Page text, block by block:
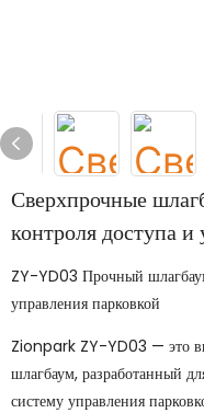
Сверхпрочные
контроля доступа и
ZY-YD03 Прочный
управления парковкой
Zionpark ZY-YD03 — это
шлагбаум, разработанный
систему управления